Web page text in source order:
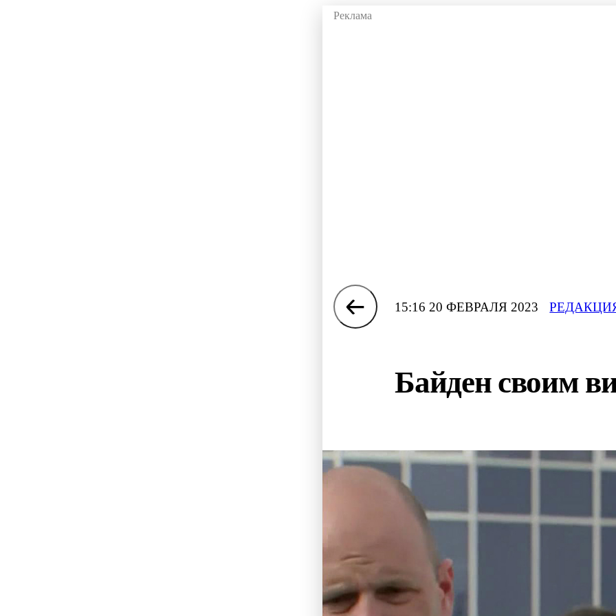
15:16 20 ФЕВРАЛЯ 2023
Байден своим